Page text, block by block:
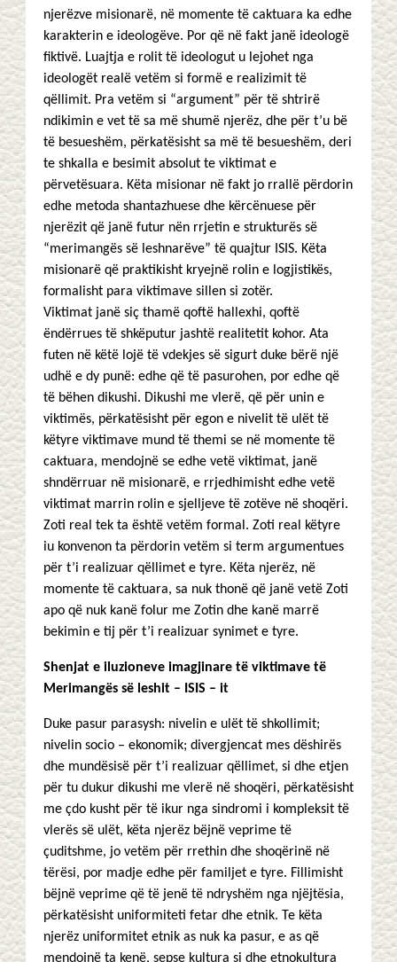
njerëzve misionarë, në momente të caktuara ka edhe
karakterin e ideologëve. Por që në fakt janë ideologë
fiktivë. Luajtja e rolit të ideologut u lejohet nga
ideologët realë vetëm si formë e realizimit të
qëllimit. Pra vetëm si “argument” për të shtrirë
ndikimin e vet të sa më shumë njerëz, dhe për t’u bë
të besueshëm, përkatësisht sa më të besueshëm, deri
te shkalla e besimit absolut te viktimat e
përvetësuara. Këta misionar në fakt jo rrallë përdorin
edhe metoda shantazhuese dhe kërcënuese për
njerëzit që janë futur nën rrjetin e strukturës së
“merimangës së leshnarëve” të quajtur ISIS. Këta
misionarë që praktikisht kryejnë rolin e logjistikës,
formalisht para viktimave sillen si zotër.
Viktimat janë siç thamë qoftë hallexhi, qoftë
ëndërrues të shkëputur jashtë realitetit kohor. Ata
futen në këtë lojë të vdekjes së sigurt duke bërë një
udhë e dy punë: edhe që të pasurohen, por edhe që
të bëhen dikushi. Dikushi me vlerë, që për unin e
viktimës, përkatësisht për egon e nivelit të ulët të
këtyre viktimave mund të themi se në momente të
caktuara, mendojnë se edhe vetë viktimat, janë
shndërruar në misionarë, e rrjedhimisht edhe vetë
viktimat marrin rolin e sjelljeve të zotëve në shoqëri.
Zoti real tek ta është vetëm formal. Zoti real këtyre
iu konvenon ta përdorin vetëm si term argumentues
për t’i realizuar qëllimet e tyre. Këta njerëz, në
momente të caktuara, sa nuk thonë që janë vetë Zoti
apo që nuk kanë folur me Zotin dhe kanë marrë
bekimin e tij për t’i realizuar synimet e tyre.
Shenjat e iluzioneve imagjinare të viktimave të
Merimangës së leshit – ISIS – it
Duke pasur parasysh: nivelin e ulët të shkollimit;
nivelin socio – ekonomik; divergjencat mes dëshirës
dhe mundësisë për t’i realizuar qëllimet, si dhe etjen
për tu dukur dikushi me vlerë në shoqëri, përkatësisht
me çdo kusht për të ikur nga sindromi i kompleksit të
vlerës së ulët, këta njerëz bëjnë veprime të
çuditshme, jo vetëm për rrethin dhe shoqërinë në
tërësi, por madje edhe për familjet e tyre. Fillimisht
bëjnë veprime që të jenë të ndryshëm nga njëjtësia,
përkatësisht uniformiteti fetar dhe etnik. Te këta
njerëz uniformitet etnik as nuk ka pasur, e as që
mendojnë ta kenë, sepse kultura si dhe etnokultura